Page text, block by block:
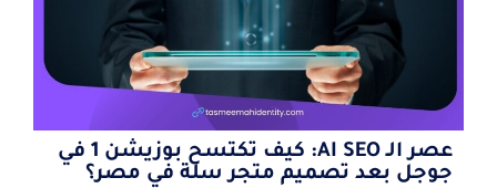
عصر الـ AI SEO: كيف تكتسح بوزيشن 1 في
جوجل بعد تصميم متجر سلة في مصر؟